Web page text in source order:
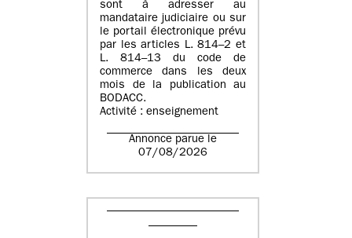
sont à adresser au
mandataire judiciaire ou sur
le portail électronique prévu
par les articles L. 814–2 et
L. 814–13 du code de
commerce dans les deux
mois de la publication au
BODACC.
Activité : enseignement
Annonce parue le
07/08/2026